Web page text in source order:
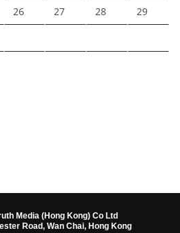
26 27 28 29
Media (Hong Kong) Co Ltd
Road, Wan Chai, Hong Kong